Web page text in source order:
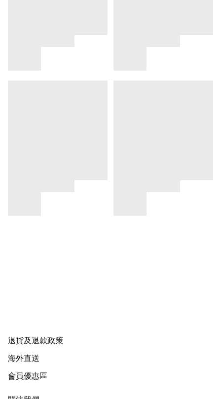
退貨及退款政策
海外直送
會員優惠區